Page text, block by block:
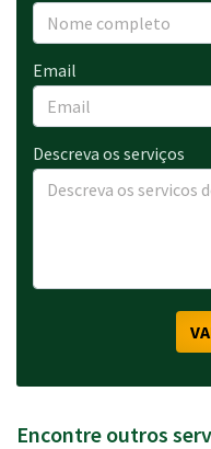
Email
Descreva os serviços
Encontre outros